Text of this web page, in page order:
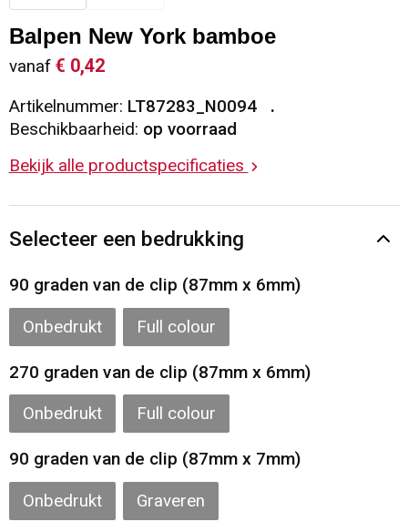
Sleutelhangers en Lanyards
Snoepgoed
Spellen voor binnen en buiten
Sport
Waterflesjes
Themapakketten
Vesten
Gilets
Blazers
Restauranttextiel
Reflecterende vesten
Hoofdbescherming
Reflecterende polo's
Oog- en gelaatsbescherming
Caps, Hoeden en Mutsen
Gilets
Kledingaccessoires
Balpen New York bamboe
vanaf € 0,42
Artikelnummer: LT87283_N0094
Beschikbaarheid: op voorraad
Bekijk alle productspecificaties
Selecteer een bedrukking
90 graden van de clip (87mm x 6mm)
Onbedrukt Full colour
270 graden van de clip (87mm x 6mm)
Onbedrukt Full colour
90 graden van de clip (87mm x 7mm)
Onbedrukt Graveren